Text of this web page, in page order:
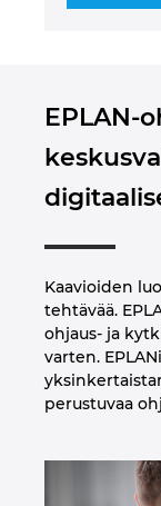
EPLAN-
Kaavioiden
tehtävää.
ohjaus- ja
varten.
perustuvaa